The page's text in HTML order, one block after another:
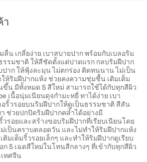
า
น เกลี่ยง่าย เบาสบายปาก พร้อมกับเบลอริม
รรมชาติ ให้สีชัดตั้งแต่ปาดแรก กลบริมฝีปาก
าก ให้ฟุ้งละมุน ไม่ตกร่อง ติดทนนาน ไม่เป็น
ห้ริมฝีปากแห้ง ช่วยคงความชุ่มชื้น เติมเต็ม
ขึ้น มีทั้งหมด 5 สีใหม่ สามารถใช้ได้กับทุกสีผิว
เนื้อนุ่มเนียนดุจกำมะหยี่ ทาได้ง่าย เบา
ริ้วรอยบนริมฝีปากให้ดูเป็นธรรมชาติ สีสัน
ช่วยปกปิดริมฝีปากคล้ำได้อย่างมี
รอยและสร้างขอบริมฝีปากที่เรียบเนียนโดย
เป็นคราบตลอดวัน และไม่ทำให้ริมฝีปากแห้ง
มเต็มริ้วรอยเล็กๆ และทำให้ริมฝีปากดูเรียบ
ก 5 เฉดสีใหม่ในโทนสีกลางๆ ที่เข้ากับทุกสีผิว
ทศจีน